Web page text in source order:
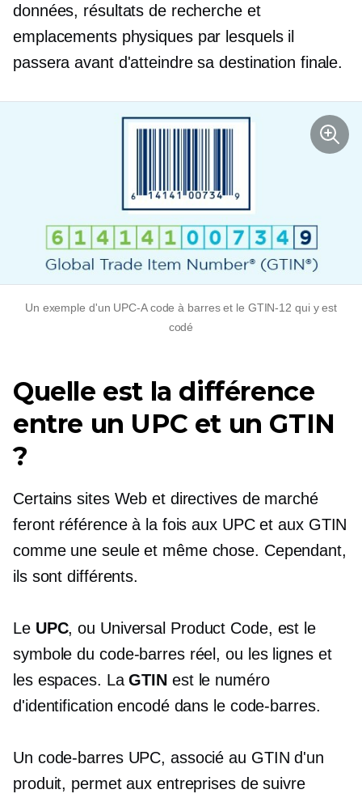
données, résultats de recherche et
emplacements physiques par lesquels il
passera avant d'atteindre sa destination finale.
Un exemple d'un UPC-Acode à barres et le GTIN-12 qui y est
codé
Quelle est la différence
entre un UPC et un GTIN
?
Certains sites Web et directives de marché
feront référence à la fois aux UPC et aux GTIN
comme une seule et même chose. Cependant,
ils sont différents.
Le UPC, ou Universal Product Code, est le
symbole du code-barres réel, ou les lignes et
les espaces. LaGTIN est le numéro
d'identification encodé dans le code-barres.
Un code-barres UPC, associé au GTIN d'un
produit, permet aux entreprises de suivre